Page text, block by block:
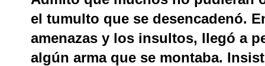
el tumulto que se desencadenó.
amenazas y los insultos, llegó a
algún arma que se montaba.